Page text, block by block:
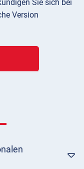
Sie sich bei
Version